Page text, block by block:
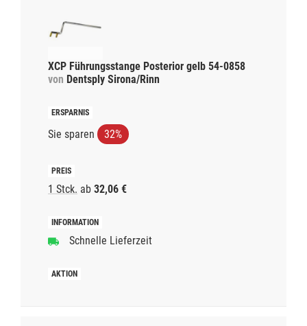
XCP Führungsstange Posterior gelb 54-0858
von Dentsply Sirona/Rinn
Sie sparen 32%
1 Stck. ab 32,06 €
Schnelle Lieferzeit